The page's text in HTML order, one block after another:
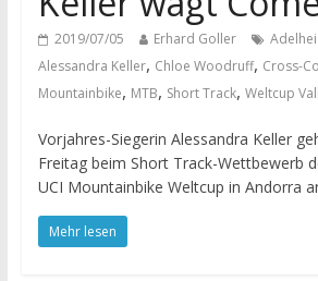
2019/07/05 Erhard Goller
Alessandra Keller, Chloe Woodruff, Cross-
Mountainbike, MTB, Short Track, Weltcup
Vorjahres-Siegerin Alessandra Keller
Freitag beim Short Track-Wettbewerb
UCI Mountainbike Weltcup in Andorra
Mehr lesen